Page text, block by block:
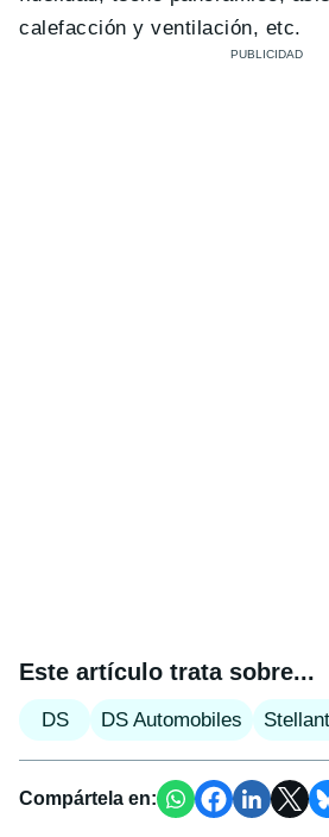
calefacción y ventilación, etc.
Este artículo trata sobre...
DS DS Automobiles
Compártela en: